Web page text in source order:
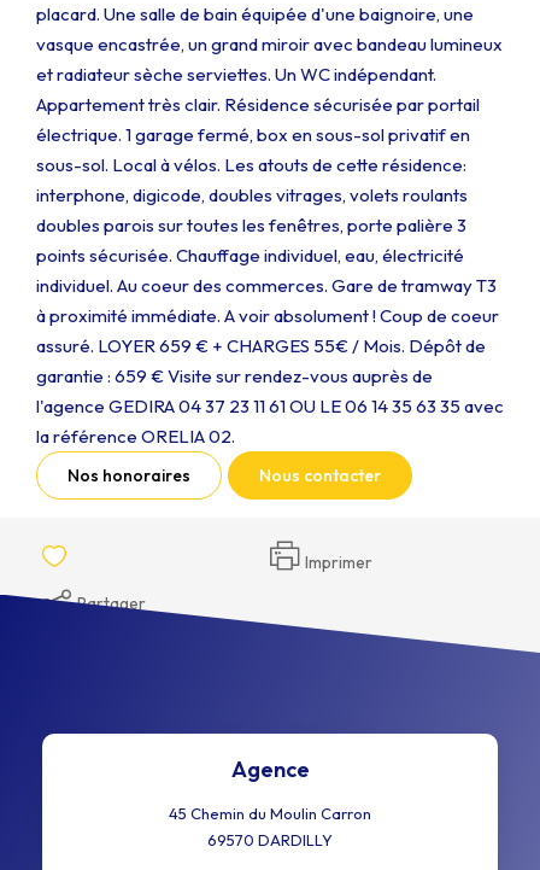
placard. Une salle de bain équipée d'une baignoire, une
vasque encastrée, un grand miroir avec bandeau lumineux
et radiateur sèche serviettes. Un WC indépendant.
Appartement très clair. Résidence sécurisée par portail
électrique. 1 garage fermé, box en sous-sol privatif en
sous-sol. Local à vélos. Les atouts de cette résidence:
interphone, digicode, doubles vitrages, volets roulants
doubles parois sur toutes les fenêtres, porte palière 3
points sécurisée. Chauffage individuel, eau, électricité
individuel. Au coeur des commerces. Gare de tramway T3
à proximité immédiate. A voir absolument ! Coup de coeur
assuré. LOYER 659 € + CHARGES 55€ / Mois. Dépôt de
garantie : 659 € Visite sur rendez-vous auprès de
l'agence GEDIRA 04 37 23 11 61 OU LE 06 14 35 63 35 avec
la référence ORELIA 02.
Nos honoraires Nous contacter
Imprimer
Partager
Agence
45 Chemin du Moulin Carron
69570 DARDILLY